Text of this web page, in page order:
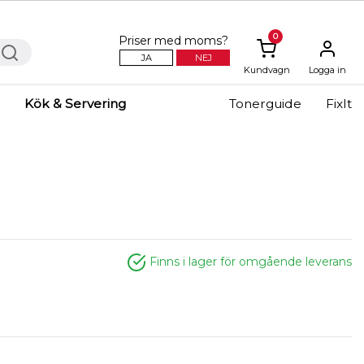
Priser med moms?
JA NEJ
0
Kundvagn Logga in
Kök & Servering Tonerguide FixIt
Finns i lager för omgående leverans